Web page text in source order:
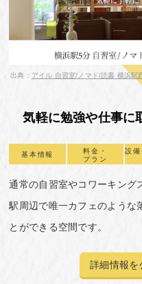
出典： アイル 自習室/ノマド/読書 横浜駅
気軽に勉強や仕事に
基本情報
料金・
プラン
設備
通常の自習室やコワーキング
駅周辺で唯一カフェのような
とができる空間です。
詳細情報を